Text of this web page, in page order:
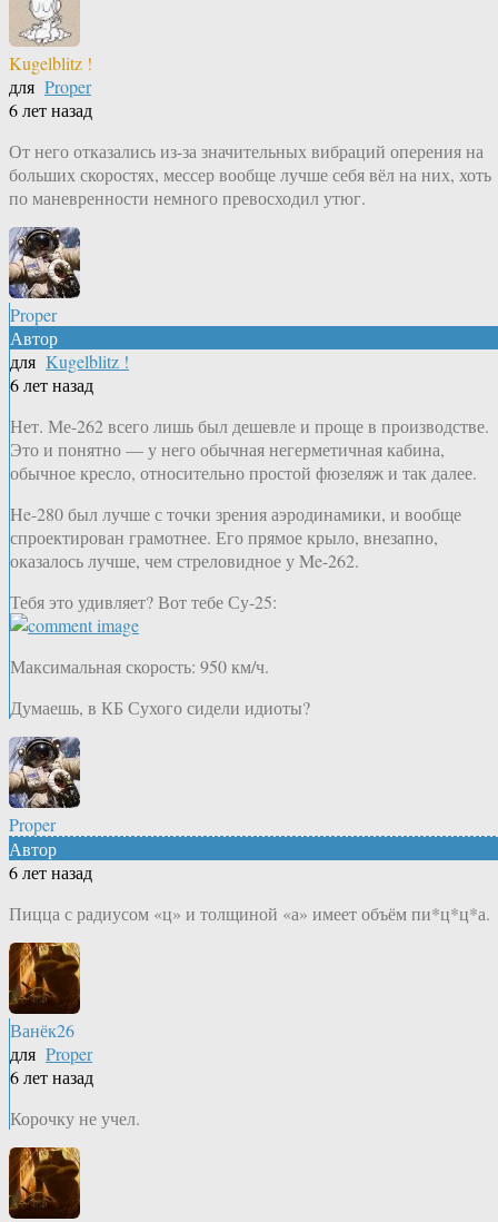
Kugelblitz !
для Proper
6 лет назад
От него отказались из-за значительных вибраций оперения на
больших скоростях, мессер вообще лучше себя вёл на них, хоть
по маневренности немного превосходил утюг.
Proper
Автор
для Kugelblitz !
6 лет назад
Нет. Ме-262 всего лишь был дешевле и проще в производстве.
Это и понятно — у него обычная негерметичная кабина,
обычное кресло, относительно простой фюзеляж и так далее.
He-280 был лучше с точки зрения аэродинамики, и вообще
спроектирован грамотнее. Его прямое крыло, внезапно,
оказалось лучше, чем стреловидное у Me-262.
Тебя это удивляет? Вот тебе Су-25:
Максимальная скорость: 950 км/ч.
Думаешь, в КБ Сухого сидели идиоты?
Proper
Автор
6 лет назад
Пицца с радиусом «ц» и толщиной «а» имеет объём пи*ц*ц*а.
Ванёк26
для Proper
6 лет назад
Корочку не учел.